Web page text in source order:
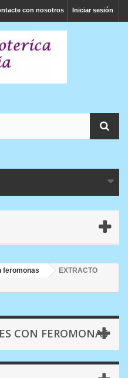
Iniciar sesión
con nosotros
feromonas
EXTRACTO
CON FEROMONAS